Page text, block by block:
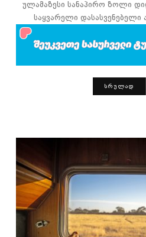
ულამაზესი სანაპირო ზოლი
საყვარელი დასასვენებელი
ᲡᲠᲣᲚᲐᲓ